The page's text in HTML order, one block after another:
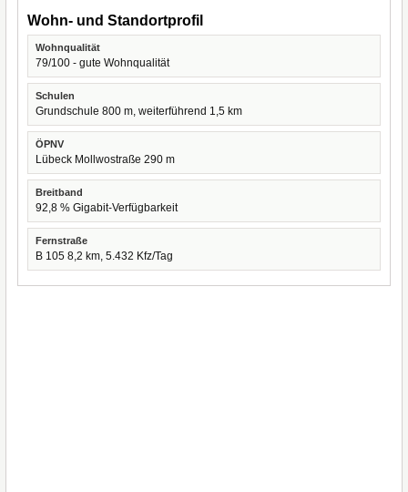
Wohn- und Standortprofil
Wohnqualität
79/100 - gute Wohnqualität
Schulen
Grundschule 800 m, weiterführend 1,5 km
ÖPNV
Lübeck Mollwostraße 290 m
Breitband
92,8 % Gigabit-Verfügbarkeit
Fernstraße
B 105 8,2 km, 5.432 Kfz/Tag